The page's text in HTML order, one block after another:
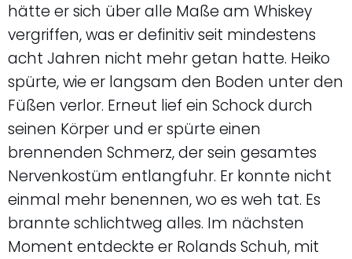
hätte er sich über alle Maße am Whiskey
vergriffen, was er definitiv seit mindestens
acht Jahren nicht mehr getan hatte. Heiko
spürte, wie er langsam den Boden unter den
Füßen verlor. Erneut lief ein Schock durch
seinen Körper und er spürte einen
brennenden Schmerz, der sein gesamtes
Nervenkostüm entlangfuhr. Er konnte nicht
einmal mehr benennen, wo es weh tat. Es
brannte schlichtweg alles. Im nächsten
Moment entdeckte er Rolands Schuh, mit